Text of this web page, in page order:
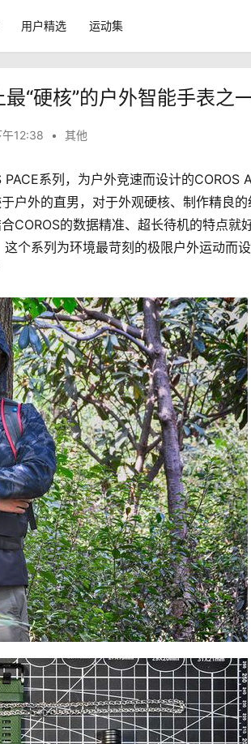
用户精选 运动集
“硬核”的户外智能手表之
12:38 • 其他
系列，为户外竞速而设计的COROS
户外的直男，对于外观硬核、制作精良
COROS的数据精准、超长待机的特点就
个系列为环境最苛刻的极限户外运动而